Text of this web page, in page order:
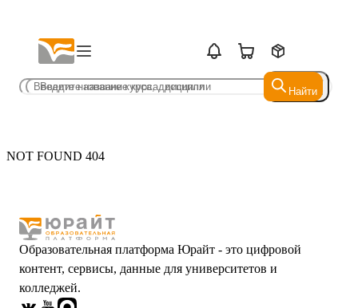
Найти
Найти
NOT FOUND 404
Образовательная платформа Юрайт - это цифровой
контент, сервисы, данные для университетов и
колледжей.